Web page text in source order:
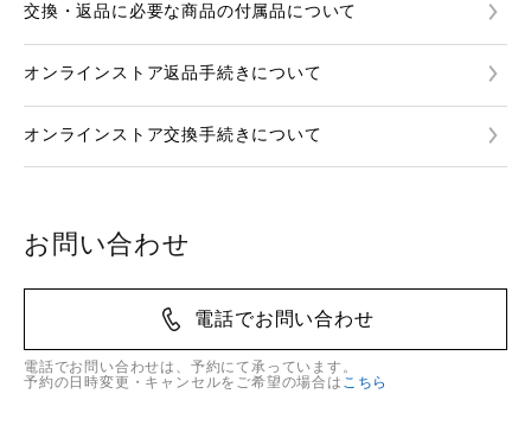
交換・返品に必要な商品の付属品について
オンラインストア返品手続きについて
オンラインストア交換手続きについて
お問い合わせ
電話でお問い合わせ
電話でお問い合わせは、予約にて承っています。
予約の日時変更・キャンセルをご希望の場合は こちら